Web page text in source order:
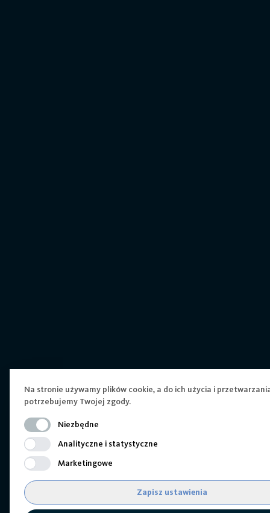
Na stronie używamy plików cookie, a do ich użycia i
potrzebujemy Twojej zgody.
Niezbędne
Analityczne i statystyczne
Marketingowe
Zapisz ustawienia